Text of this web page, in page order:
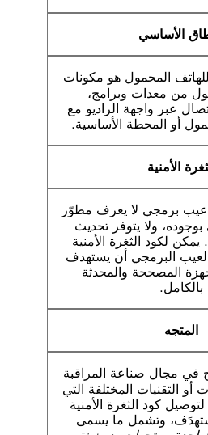
الأساسي
للهاتف المحمول هو مكونات
من معدات وبرامج،
عبر واجهة الراديو مع
أو المحطة الأساسية.
الأمنية
برمجي لا يعرف مطوّر
بوجوده، ولا يتوفر تحديث
لكود الثغرة الأمنية
البرمجي أن يستهدف
المصححة والمحدثة
بالكامل.
المتجه
مجال صناعة المراقبة
أو التقنيات المختلفة التي
كود الثغرة الأمنية
وتشمل ما يسمى